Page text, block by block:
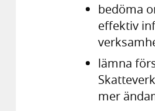
bedöma
effektiv
lämna
mer